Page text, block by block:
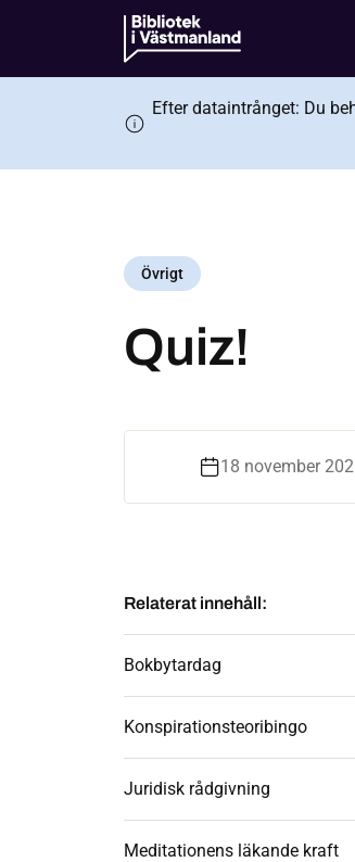
Efter dataintrånget: Du
Övrigt
Quiz!
18 november
Relaterat innehåll:
Bokbytardag
Konspirationsteoribingo
Juridisk rådgivning
Meditationens läkande kraft